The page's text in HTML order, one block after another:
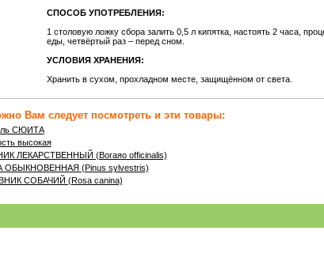
СПОСОБ УПОТРЕБЛЕНИЯ:
1 столовую ложку сбора залить 0,5 л кипятка, настоять 2 часа,
еды, четвёртый раз – перед сном.
УСЛОВИЯ ХРАНЕНИЯ:
Хранить в сухом, прохладном месте, защищённом от света.
Вам следует посмотреть и эти товары:
СЮИТА
высокая
ЛЕКАРСТВЕННЫЙ (Вогаяо officinalis)
(Pinus sylvestris)
СОБАЧИЙ (Rosa canina)